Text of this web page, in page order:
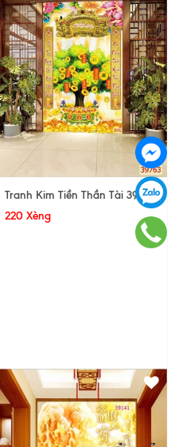
Tranh Kim Tiền Thần Tài 39763
220 Xèng